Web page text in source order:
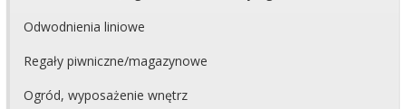
Odwodnienia liniowe
Regały piwniczne/magazynowe
Ogród, wyposażenie wnętrz